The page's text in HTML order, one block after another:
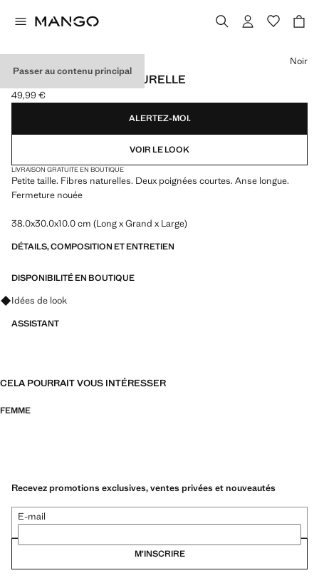
Passer au contenu principal
SAC CABAS FIBRE NATURELLE
Prix actuel [49,99 € ]
49,99 €
Choisissez une couleur
Noir
ALERTEZ-MOI.
VOIR LE LOOK
LIVRAISON GRATUITE EN BOUTIQUE
Petite taille. Fibres naturelles. Deux poignées courtes. Anse longue.
Fermeture nouée
38.0x30.0x10.0 cm (Long x Grand x Large)
DÉTAILS, COMPOSITION ET ENTRETIEN
DISPONIBILITÉ EN BOUTIQUE
Renseignez-vous sur les looks, les vêtements et les tendances
Idées de look
ASSISTANT
CELA POURRAIT VOUS INTÉRESSER
FEMME
Recevez promotions exclusives, ventes privées et nouveautés
E-mail
M’INSCRIRE